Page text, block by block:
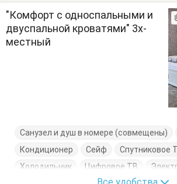
"Комфорт с односпальными и
двуспальной кроватями" 3х-
местный
Санузел и душ в номере (совмещены)
Кондиционер
Сейф Спутниковое
Холодильник
Цифровое ТВ